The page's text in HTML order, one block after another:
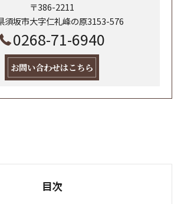
〒386-2211
須坂市大字仁礼峰の原3153-576
0268-71-6940
お問い合わせはこちら
目次